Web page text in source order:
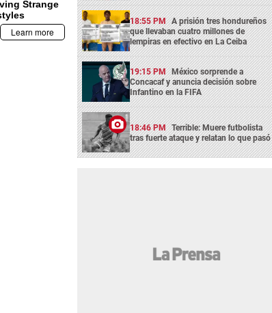
18:55 PM A prisión tres hondureños
que llevaban cuatro millones de
lempiras en efectivo en La Ceiba
19:15 PM México sorprende a
Concacaf y anuncia decisión sobre
Infantino en la FIFA
18:46 PM Terrible: Muere futbolista
tras fuerte ataque y relatan lo que pasó